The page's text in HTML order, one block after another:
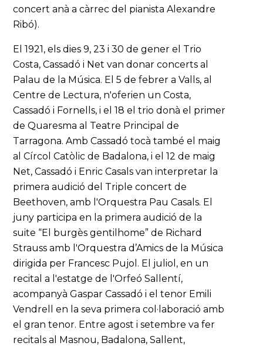
concert anà a càrrec del pianista Alexandre
Ribó).
El 1921, els dies 9, 23 i 30 de gener el Trio
Costa, Cassadó i Net van donar concerts al
Palau de la Música. El 5 de febrer a Valls, al
Centre de Lectura, n'oferien un Costa,
Cassadó i Fornells, i el 18 el trio donà el primer
de Quaresma al Teatre Principal de
Tarragona. Amb Cassadó tocà també el maig
al Círcol Catòlic de Badalona, i el 12 de maig
Net, Cassadó i Enric Casals van interpretar la
primera audició del Triple concert de
Beethoven, amb l'Orquestra Pau Casals. El
juny participa en la primera audició de la
suite “El burgès gentilhome” de Richard
Strauss amb l'Orquestra d’Amics de la Música
dirigida per Francesc Pujol. El juliol, en un
recital a l'estatge de l'Orfeó Sallentí,
acompanyà Gaspar Cassadó i el tenor Emili
Vendrell en la seva primera col·laboració amb
el gran tenor. Entre agost i setembre va fer
recitals al Masnou, Badalona, Sallent,